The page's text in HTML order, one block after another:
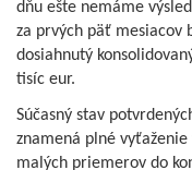
dňu ešte nemáme
za prvých päť mesiacov
dosiahnutý
tisíc eur.
Súčasný stav
znamená plné
malých priemerov do